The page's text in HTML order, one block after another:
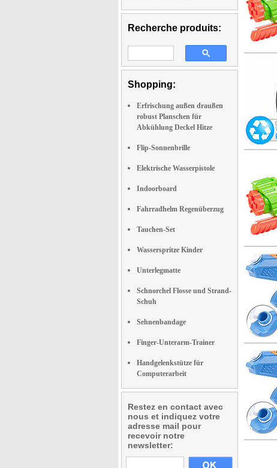
Recherche produits:
Shopping:
Erfrischung außen draußen
robust Planschen für
Abkühlung Deckel Hitze
Flip-Sonnenbrille
Elektrische Wasserpistole
Indoorboard
Fahrradhelm Regenüberzug
Tauchen-Set
Wasserspritze Kinder
Unterlegmatte
Schnorchel Flosse und Strand-
Schuh
Sehnenbandage
Finger-Unterarm-Trainer
Handgelenkstütze für
Computerarbeit
Restez en contact avec
nous et indiquez votre
adresse mail pour
recevoir notre
newsletter: